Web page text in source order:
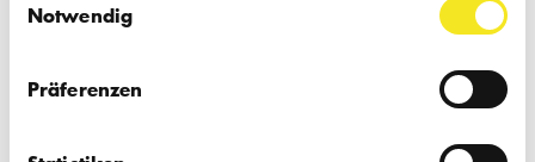
Notwendig
Präferenzen